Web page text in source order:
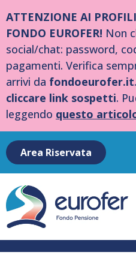
ATTENZIONE AI
FONDO EUROFER! Non
social/chat: password,
pagamenti. Verifica
arrivi da fondoeurofer.it
cliccare link sospetti.
leggendo questo
Area Riservata